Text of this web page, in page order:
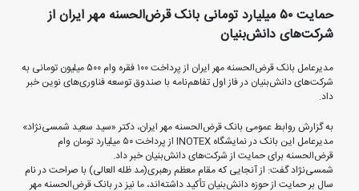
حمایت ۵۰ میلیارد تومانی بانک قرض‌الحسنه مهر ایران از
شرکت‌های دانش‌بنیان
مدیرعامل بانک قرض‌الحسنه مهر ایران از پرداخت ۱۰۰ فقره وام ۵۰۰ میلیون تومانی به
شرکت‌های دانش‌بنیان در فاز اول تفاهم‌نامه با صندوق توسعه فناوری‌های نوین خبر
داد.
به گزارش روابط عمومی بانک قرض‌الحسنه مهر ایران، دکتر «سید سعید شمسی‌نژاد»
مدیرعامل این بانک در نمایشگاه INOTEX از پرداخت ۵۰ میلیارد تومان وام
قرض‌الحسنه برای حمایت از شرکت‌های دانش‌بنیان خبر داد.
شمسی‌نژاد گفت: از آنجایی که مقام معظم رهبری(مد ظله العالی) با صراحت در نام
سال بر حمایت از حوزه دانش‌بنیان تأکید داشته‌اند، ما نیز در بانک قرض‌الحسنه مهر